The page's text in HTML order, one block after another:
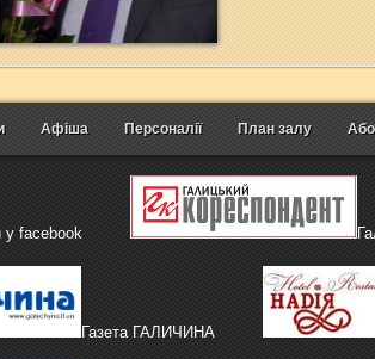
Афіша Персоналії План залу
у facebook
Газета ГАЛИЧИНА